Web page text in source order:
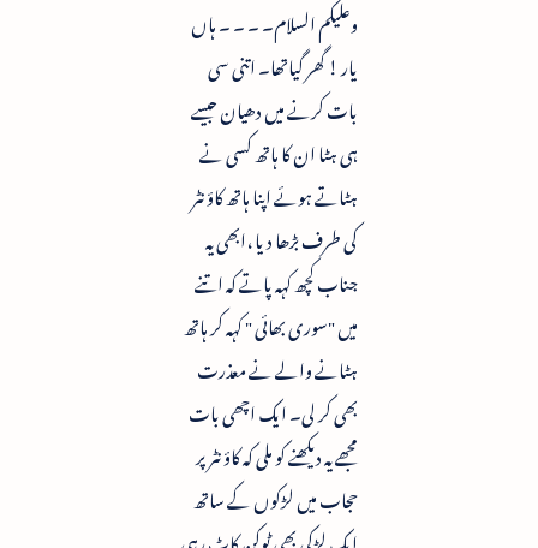
وعلیکم السلام۔ ۔ ۔ ۔ ہاں
یار ! گھر گیاتھا۔ اتنی سی
بات کرنے میں دھیان جیسے
ہی ہٹا ان کا ہاتھ کسی نے
ہٹاتے ہوئے اپنا ہاتھ کاؤنٹر
کی طرف بڑھا دیا ،ابھی یہ
جناب کچھ کہہ پاتے کہ اتنے
میں "سوری بھائی " کہہ کر ہاتھ
ہٹانے والے نے معذرت
بھی کر لی۔ ایک اچھی بات
مجھے یہ دیکھنے کو ملی کہ کاؤنٹر پر
حجاب میں لڑکوں کے ساتھ